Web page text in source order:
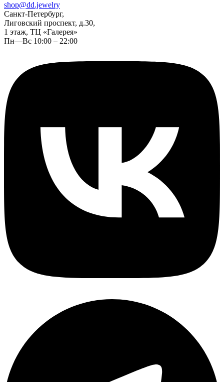
shop@dd.jewelry
Санкт-Петербург,
Лиговский проспект, д.30,
1 этаж, ТЦ «Галерея»
Пн—Вс 10:00 – 22:00